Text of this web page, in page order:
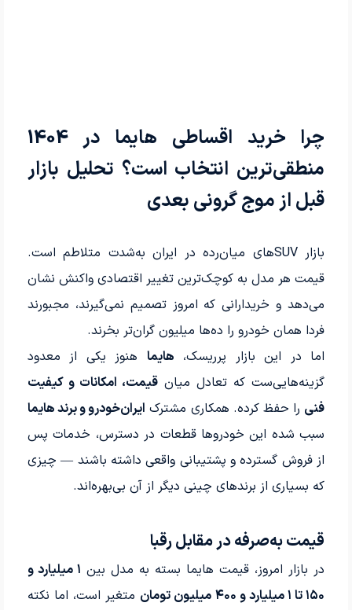
چرا خرید اقساطی هایما در 1404
منطقی‌ترین انتخاب است؟ تحلیل بازار
قبل از موج گرونی بعدی
بازار SUVهای میان‌رده در ایران به‌شدت متلاطم است.
قیمت هر مدل به کوچک‌ترین تغییر اقتصادی واکنش نشان
می‌دهد و خریدارانی که امروز تصمیم نمی‌گیرند، مجبورند
فردا همان خودرو را ده‌ها میلیون گران‌تر بخرند.
اما در این بازار پرریسک، هایما هنوز یکی از معدود
گزینه‌هایی‌ست که تعادل میانقیمت، امکانات و کیفیت
فنی را حفظ کرده. همکاری مشترک ایران‌خودرو و برند هایما
سبب شده این خودروها قطعات در دسترس، خدمات پس
از فروش گسترده و پشتیبانی واقعی داشته باشند — چیزی
که بسیاری از برندهای چینی دیگر از آن بی‌بهره‌اند.
قیمت به‌صرفه در مقابل رقبا
در بازار امروز، قیمت هایما بسته به مدل بین
۱ میلیارد و
۱۵۰ تا ۱ میلیارد و ۴۰۰ میلیون تومان
متغیر است، اما نکته